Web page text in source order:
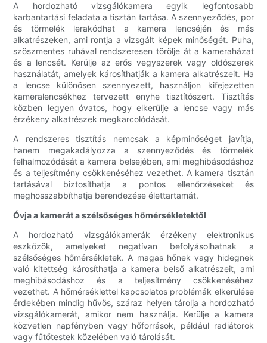
A hordozható vizsgálókamera egyik legfontosabb
karbantartási feladata a tisztán tartása. A szennyeződés, por
és törmelék lerakódhat a kamera lencséjén és más
alkatrészeken, ami rontja a vizsgált képek minőségét. Puha,
szöszmentes ruhával rendszeresen törölje át a kameraházat
és a lencsét. Kerülje az erős vegyszerek vagy oldószerek
használatát, amelyek károsíthatják a kamera alkatrészeit. Ha
a lencse különösen szennyezett, használjon kifejezetten
kameralencsékhez tervezett enyhe tisztítószert. Tisztítás
közben legyen óvatos, hogy elkerülje a lencse vagy más
érzékeny alkatrészek megkarcolódását.
A rendszeres tisztítás nemcsak a képminőséget javítja,
hanem megakadályozza a szennyeződés és törmelék
felhalmozódását a kamera belsejében, ami meghibásodáshoz
és a teljesítmény csökkenéséhez vezethet. A kamera tisztán
tartásával biztosíthatja a pontos ellenőrzéseket és
meghosszabbíthatja berendezése élettartamát.
Óvja a kamerát a szélsőséges hőmérsékletektől
A hordozható vizsgálókamerák érzékeny elektronikus
eszközök, amelyeket negatívan befolyásolhatnak a
szélsőséges hőmérsékletek. A magas hőnek vagy hidegnek
való kitettség károsíthatja a kamera belső alkatrészeit, ami
meghibásodáshoz és a teljesítmény csökkenéséhez
vezethet. A hőmérséklettel kapcsolatos problémák elkerülése
érdekében mindig hűvös, száraz helyen tárolja a hordozható
vizsgálókamerát, amikor nem használja. Kerülje a kamera
közvetlen napfényben vagy hőforrások, például radiátorok
vagy fűtőtestek közelében való tárolását.